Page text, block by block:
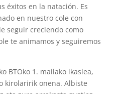
éxitos en la natación. Es
en nuestro cole con
seguir creciendo como
te animamos y seguiremos
BTOko 1. mailako ikaslea,
kirolaririk onena. Albiste